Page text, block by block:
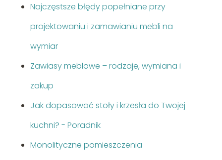
Najczęstsze błędy popełniane przy
projektowaniu i zamawianiu mebli na
wymiar
Zawiasy meblowe – rodzaje, wymiana i
zakup
Jak dopasować stoły i krzesła do Twojej
kuchni? - Poradnik
Monolityczne pomieszczenia